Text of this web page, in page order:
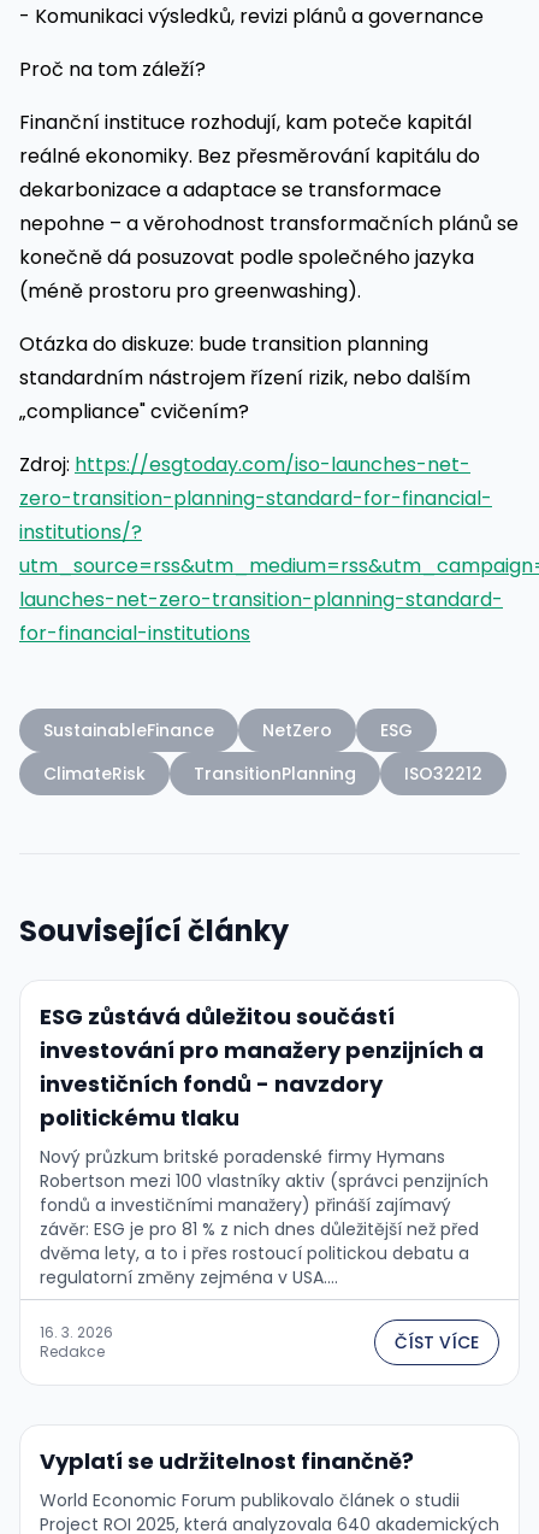
- Komunikaci výsledků, revizi plánů a governance
Proč na tom záleží?
Finanční instituce rozhodují, kam poteče kapitál
reálné ekonomiky. Bez přesměrování kapitálu do
dekarbonizace a adaptace se transformace
nepohne – a věrohodnost transformačních plánů se
konečně dá posuzovat podle společného jazyka
(méně prostoru pro greenwashing).
Otázka do diskuze: bude transition planning
standardním nástrojem řízení rizik, nebo dalším
„compliance" cvičením?
Zdroj: https://esgtoday.com/iso-launches-net-
zero-transition-planning-standard-for-financial-
institutions/?
launches-net-zero-transition-planning-standard-
for-financial-institutions
SustainableFinance NetZero
ESG
ClimateRisk
TransitionPlanning ISO32212
Související články
ESG zůstává důležitou součástí
investování pro manažery penzijních a
investičních fondů - navzdory
politickému tlaku
Nový průzkum britské poradenské firmy Hymans
Robertson mezi 100 vlastníky aktiv (správci penzijních
fondů a investičními manažery) přináší zajímavý
závěr: ESG je pro 81 % z nich dnes důležitější než před
dvěma lety, a to i přes rostoucí politickou debatu a
regulatorní změny zejména v USA....
16. 3. 2026
Redakce
ČÍST VÍCE
Vyplatí se udržitelnost finančně?
World Economic Forum publikovalo článek o studii
Project ROI 2025, která analyzovala 640 akademických